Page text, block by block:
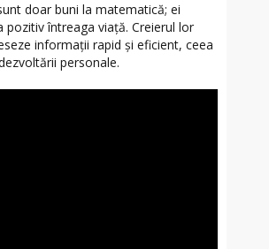
doar buni la matematică; ei
întreaga viață. Creierul lor
informații rapid și eficient, ceea
personale.